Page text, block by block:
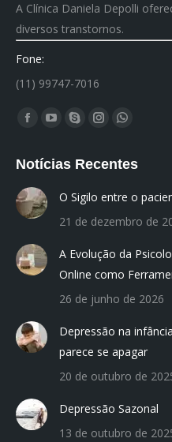
A Clínica Daniela Depolli
diversos transtornos.
Fone:
(11) 99747-7016
Encontre-nos em:
Facebook
opens
in
new
window
YouTube
opens
window
Skype
opens
new
window
Instagram
opens
window
Whatsapp
opens
new
window
Notícias Recentes
O Sigilo entre o
21 de dezembro de
A Evolução da
Online como
26 de junho de 2026
Depressão na
parece se apagar
20 de outubro de
Depressão Sazonal
13 de outubro de